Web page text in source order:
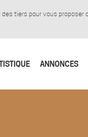
tiers pour vous proposer
ANNONCES